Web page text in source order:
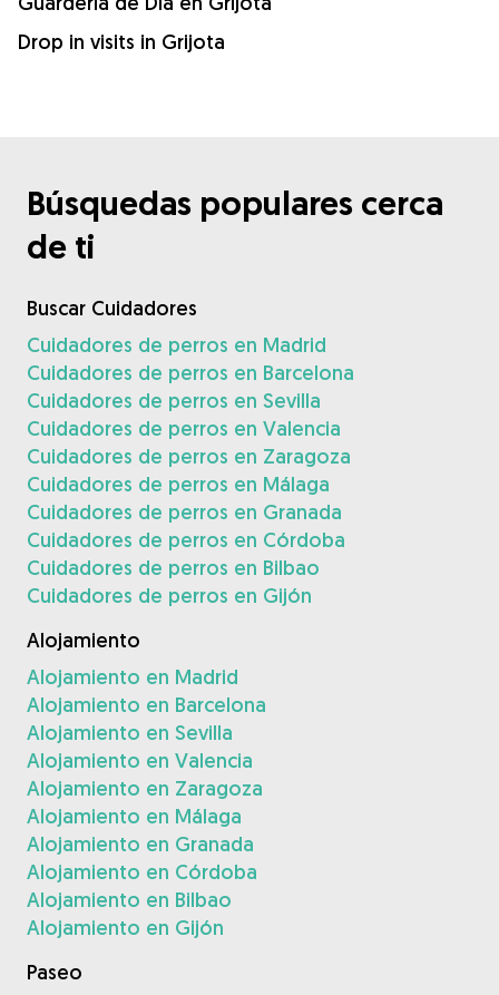
Drop in visits in Grijota
Búsquedas populares cerca
de ti
Buscar Cuidadores
Cuidadores de perros en Madrid
Cuidadores de perros en Barcelona
Cuidadores de perros en Sevilla
Cuidadores de perros en Valencia
Cuidadores de perros en Zaragoza
Cuidadores de perros en Málaga
Cuidadores de perros en Granada
Cuidadores de perros en Córdoba
Cuidadores de perros en Bilbao
Cuidadores de perros en Gijón
Alojamiento
Alojamiento en Madrid
Alojamiento en Barcelona
Alojamiento en Sevilla
Alojamiento en Valencia
Alojamiento en Zaragoza
Alojamiento en Málaga
Alojamiento en Granada
Alojamiento en Córdoba
Alojamiento en Bilbao
Alojamiento en Gijón
Paseo